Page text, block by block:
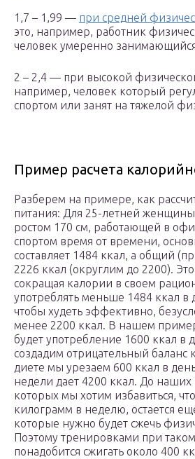
1,7 – 1,99 — при средней
это, например, работник
человек умеренно
2 – 2,4 — при высокой
например, человек который
спортом или занят на тяжелой
Пример расчета
Разберем на примере, как
питания: Для 25-летней женщины
ростом 170 см, работающей в
спортом время от времени,
составляет 1484 ккал, а общий
2226 ккал (округлим до 2200). Это
сокращая калории в своем
употреблять меньше 1484 ккал в
чтобы худеть эффективно,
менее 2200 ккал. В нашем
будет употребление 1600 ккал в
создадим отрицательный баланс
диете мы урезаем 600 ккал в
недели дает 4200 ккал. До наших
которых мы хотим избавиться,
килограмм в неделю, остается
которые нужно будет сжечь
Поэтому тренировками при
понадобится сжигать около 400